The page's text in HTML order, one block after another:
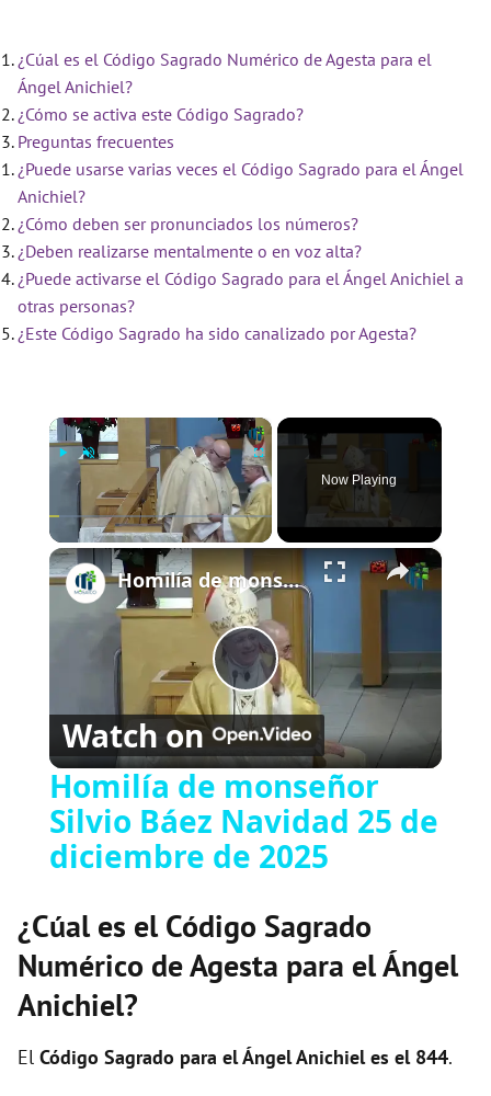
¿Cúal es el Código Sagrado Numérico de Agesta para el
Ángel Anichiel?
¿Cómo se activa este Código Sagrado?
Preguntas frecuentes
¿Puede usarse varias veces el Código Sagrado para el Ángel
Anichiel?
¿Cómo deben ser pronunciados los números?
¿Deben realizarse mentalmente o en voz alta?
¿Puede activarse el Código Sagrado para el Ángel Anichiel a
otras personas?
¿Este Código Sagrado ha sido canalizado por Agesta?
×
Play Unmute
Now Playing
×
Play
Video
Homilía de monseñor Silvio Báez Navidad 25 de diciembre de 2025
Watch on
Homilía de monseñor
Silvio Báez Navidad 25 de
diciembre de 2025
¿Cúal es el Código Sagrado
Numérico de Agesta para el Ángel
Anichiel?
El Código Sagrado para el Ángel Anichiel es el 844.